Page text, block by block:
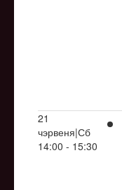
21
чэрвеня|Сб
14:00 - 15:30